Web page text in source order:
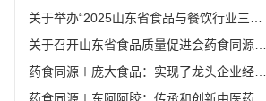
通知
关于举办“2025山东省食品与餐饮行业三减
联盟年会暨标准培训班”的通知
关于召开山东省食品质量促进会药食同源分
会和食品安全分会第一次会员大会暨一届一
次理事会议的通知
药食同源∣庞大食品：实现了龙头企业经济
发展的农业产业链